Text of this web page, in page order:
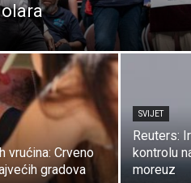
vrućina: Crveno
gradova
SVIJET
Reuters:
kontrolu
moreuz